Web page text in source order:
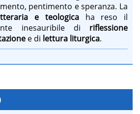
pentimento e speranza. La
e teologicaha reso il
inesauribile di riflessione
e di lettura liturgica.